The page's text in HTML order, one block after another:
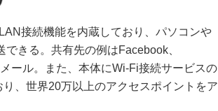
接続機能を内蔵しており、パソコンや
きる。共有先の例はFacebook、
ール。また、本体にWi-Fi接続サービスの
、世界20万以上のアクセスポイントをア